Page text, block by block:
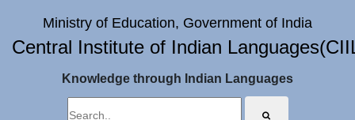
Ministry of Education, Government of India
Central Institute of Indian
Knowledge through Indian Languages